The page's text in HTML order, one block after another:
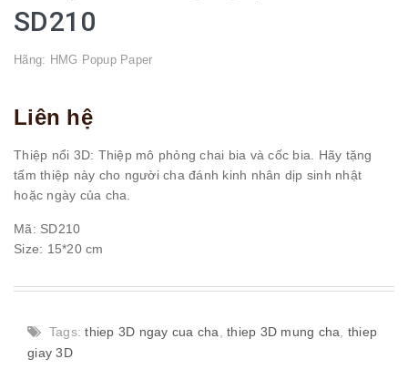
SD210
Hãng: HMG Popup Paper
Liên hệ
Thiệp nổi 3D: Thiệp mô phỏng chai bia và cốc bia. Hãy tặng
tấm thiệp này cho người cha đánh kinh nhân dịp sinh nhật
hoặc ngày của cha.
Mã: SD210
Size: 15*20 cm
Tags: thiep 3D ngay cua cha thiep 3D mung cha
thiep
giay 3D